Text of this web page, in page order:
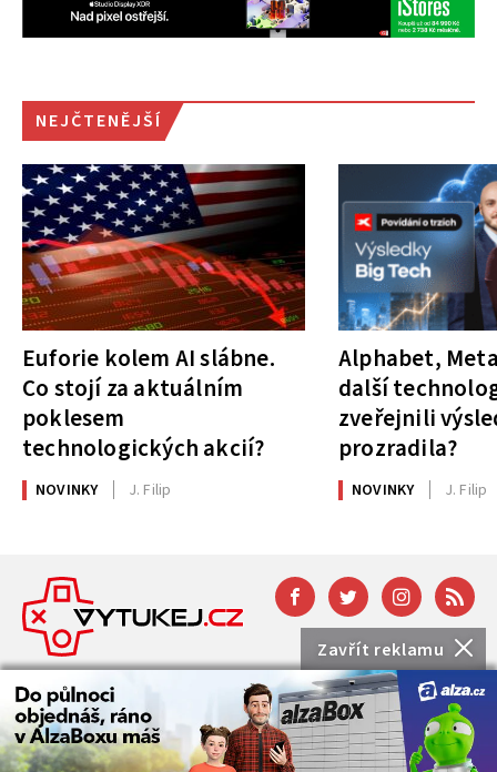
Zavřít reklamu
NEJČTENĚJŠÍ
Euforie kolem AI slábne.
Co stojí za aktuálním
poklesem
technologických akcií?
NOVINKY J. Filip
Alphabet,
další
zveřejnili
prozradila?
NOVINKY J. Filip